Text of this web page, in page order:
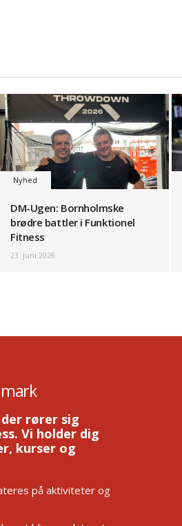
Nyhed
DM-Ugen: Bornholmske
brødre battler i Funktionel
Fitness
23. juni 2026
rører sig
Vi holder dig
kurser og
på aktiviteter og